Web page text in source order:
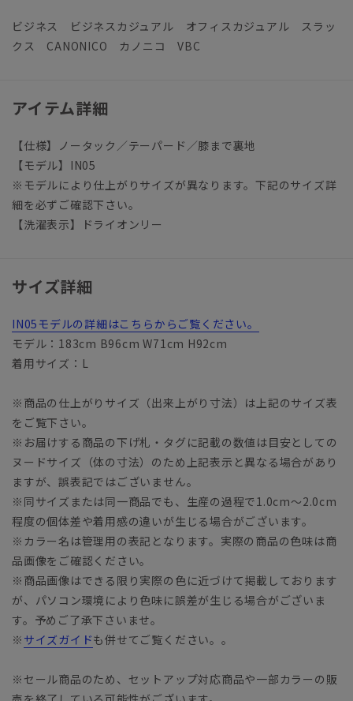
ビジネス ビジネスカジュアル オフィスカジュアル スラッ
クス CANONICO カノニコ VBC
アイテム詳細
【仕様】ノータック／テーパード／膝まで裏地
【モデル】IN05
※モデルにより仕上がりサイズが異なります。下記のサイズ詳
細を必ずご確認下さい。
【洗濯表示】ドライオンリー
サイズ詳細
IN05モデルの詳細はこちらからご覧ください。
モデル：183cm B96cm W71cm H92cm
着用サイズ：L
※商品の仕上がりサイズ（出来上がり寸法）は上記のサイズ表
をご覧下さい。
※お届けする商品の下げ札・タグに記載の数値は目安としての
ヌードサイズ（体の寸法）のため上記表示と異なる場合があり
ますが、誤表記ではございません。
※同サイズまたは同一商品でも、生産の過程で1.0cm～2.0cm
程度の個体差や着用感の違いが生じる場合がございます。
※カラー名は管理用の表記となります。実際の商品の色味は商
品画像をご確認ください。
※商品画像はできる限り実際の色に近づけて掲載しております
が、パソコン環境により色味に誤差が生じる場合がございま
す。予めご了承下さいませ。
※ サイズガイドも併せてご覧ください。。
※セール商品のため、セットアップ対応商品や一部カラーの販